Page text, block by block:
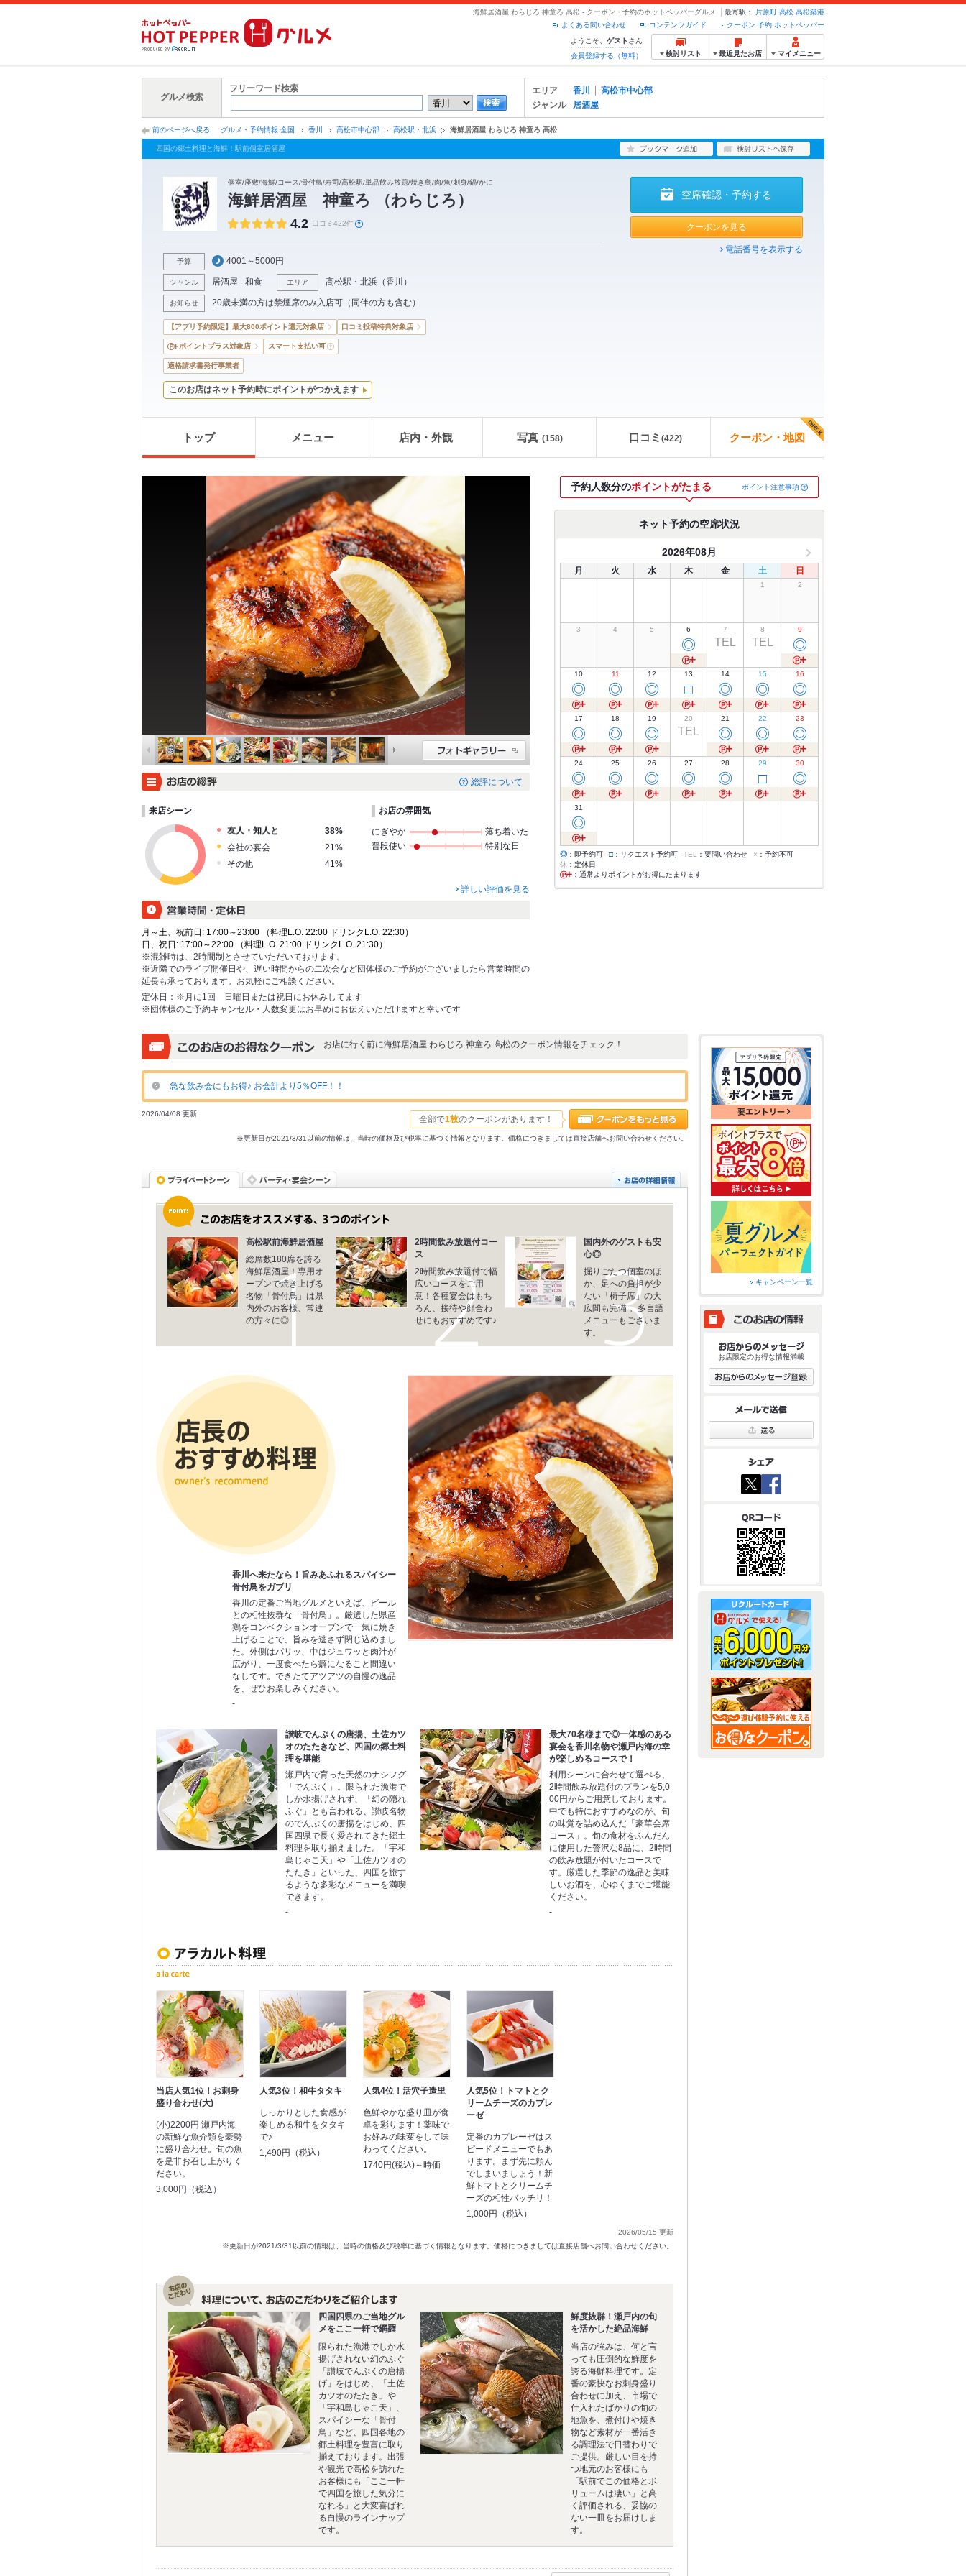
海鮮居酒屋 わらじろ 神童ろ 高松 - クーポン・予約のホットペッパーグルメ 最寄駅： 片原町 高松 高松築港
クーポン 予約 ホットペッパー
コンテンツガイド
よくある問い合わせ
ようこそ、 ゲスト さん
会員登録する（無料）
検討リスト 最近見たお店 マイメニュー
グルメ検索
フリーワード検索 エリア 香川
高松市中心部
ジャンル
居酒屋
前のページへ戻る グルメ・予約情報 全国 香川 高松市中心部 高松駅・北浜 海鮮居酒屋 わらじろ 神童ろ 高松
四国の郷土料理と海鮮！駅前個室居酒屋
個室/座敷/海鮮/コース/骨付鳥/寿司/高松駅/単品飲み放題/焼き鳥/肉/魚/刺身/鍋/かに
海鮮居酒屋 神童ろ （わらじろ）
4.2 口コミ422件
予算 4001～5000円
ジャンル 居酒屋 和食 エリア 高松駅・北浜 （香川 ）
お知らせ 20歳未満の方は禁煙席のみ入店可（同伴の方も含む）
空席確認・予約する
クーポンを見る
電話番号を表示する
【アプリ予約限定】最大800ポイント還元対象店 口コミ投稿特典対象店
ポイントプラス対象店 スマート支払い可
適格請求書発行事業者
このお店はネット予約時にポイントがつかえます
トップ メニュー 店内・外観 写真 (158) 口コミ (422) クーポン・地図
総評について
来店シーン
友人・知人と
38%
会社の宴会
21%
その他
41%
お店の雰囲気
にぎやか
落ち着いた
普段使い
特別な日
詳しい評価を見る
月～土、祝前日: 17:00～23:00 （料理L.O. 22:00 ドリンクL.O. 22:30）
日、祝日: 17:00～22:00 （料理L.O. 21:00 ドリンクL.O. 21:30）
※混雑時は、2時間制とさせていただいております。
※近隣でのライブ開催日や、遅い時間からの二次会など団体様のご予約がございましたら営業時間の
延長も承っております。お気軽にご相談ください。
定休日： ※月に1回 日曜日または祝日にお休みしてます
※団体様のご予約キャンセル・人数変更はお早めにお伝えいただけますと幸いです
予約人数分のポイントがたまる ポイント注意事項
ネット予約の空席状況
2026年08月
月 火 水 木 金 土 日
1 2
3 4 5 6
◎
7
TEL
8
TEL
9
◎
10
◎
11
◎
12
◎
13
□
14
◎
15
◎
16
◎
17
◎
18
◎
19
◎
20
TEL
21
◎
22
◎
23
◎
24
◎
25
◎
26
◎
27
◎
28
◎
29
□
30
◎
31
◎
◎ ：即予約可 □ ：リクエスト予約可 TEL ：要問い合わせ × ：予約不可
休 ：定休日
：通常よりポイントがお得にたまります
お店に行く前に海鮮居酒屋 わらじろ 神童ろ 高松のクーポン情報をチェック！
急な飲み会にもお得♪ お会計より5％OFF！！
全部で1枚のクーポンがあります！
2026/04/08 更新
※更新日が2021/3/31以前の情報は、当時の価格及び税率に基づく情報となります。価格につきましては直接店舗へお問い合わせください。
高松駅前海鮮居酒屋
総席数180席を誇る
海鮮居酒屋！専用オ
ーブンで焼き上げる
名物「骨付鳥」は県
内外のお客様、常連
の方々に◎
2時間飲み放題付コー
ス
2時間飲み放題付で幅
広いコースをご用
意！各種宴会はもち
ろん、接待や顔合わ
せにもおすすめです♪
国内外のゲストも安
心◎
掘りごたつ個室のほ
か、足への負担が少
ない「椅子席」の大
広間も完備 。多言語
メニューもございま
す。
香川へ来たなら！旨みあふれるスパイシー
骨付鳥をガブリ
香川の定番ご当地グルメといえば、ビール
との相性抜群な「骨付鳥」。厳選した県産
鶏をコンベクションオーブンで一気に焼き
上げることで、旨みを逃さず閉じ込めまし
た。外側はパリッ、中はジュワッと肉汁が
広がり、一度食べたら癖になること間違い
なしです。できたてアツアツの自慢の逸品
を、ぜひお楽しみください。
-
讃岐でんぷくの唐揚、土佐カツ
オのたたきなど、四国の郷土料
理を堪能
瀬戸内で育った天然のナシフグ
「でんぷく」。限られた漁港で
しか水揚げされず、「幻の隠れ
ふぐ」とも言われる、讃岐名物
のでんぷくの唐揚をはじめ、四
国四県で長く愛されてきた郷土
料理を取り揃えました。「宇和
島じゃこ天」や「土佐カツオの
たたき」といった、四国を旅す
るような多彩なメニューを満喫
できます。
-
最大70名様まで◎一体感のある
宴会を香川名物や瀬戸内海の幸
が楽しめるコースで！
利用シーンに合わせて選べる、
2時間飲み放題付のプランを5,0
00円からご用意しております。
中でも特におすすめなのが、旬
の味覚を詰め込んだ「豪華会席
コース」。旬の食材をふんだん
に使用した贅沢な8品に、2時間
の飲み放題が付いたコースで
す。厳選した季節の逸品と美味
しいお酒を、心ゆくまでご堪能
ください。
-
当店人気1位！お刺身
盛り合わせ(大)
(小)2200円 瀬戸内海
の新鮮な魚介類を豪勢
に盛り合わせ。旬の魚
を是非お召し上がりく
ださい。
3,000円（税込）
人気3位！和牛タタキ
しっかりとした食感が
楽しめる和牛をタタキ
で♪
1,490円（税込）
人気4位！活穴子造里
色鮮やかな盛り皿が食
卓を彩ります！薬味で
お好みの味変をして味
わってください。
1740円(税込)～時価
人気5位！トマトとク
リームチーズのカプレ
ーゼ
定番のカプレーゼはス
ピードメニューでもあ
ります。まず先に頼ん
でしまいましょう！新
鮮トマトとクリームチ
ーズの相性バッチリ！
1,000円（税込）
2026/05/15 更新
※更新日が2021/3/31以前の情報は、当時の価格及び税率に基づく情報となります。価格につきましては直接店舗へお問い合わせください。
四国四県のご当地グル
メをここ一軒で網羅
限られた漁港でしか水
揚げされない幻のふぐ
「讃岐でんぷくの唐揚
げ」をはじめ、「土佐
カツオのたたき」や
「宇和島じゃこ天」、
スパイシーな「骨付
鳥」など、四国各地の
郷土料理を豊富に取り
揃えております。出張
や観光で高松を訪れた
お客様にも「ここ一軒
で四国を旅した気分に
なれる」と大変喜ばれ
る自慢のラインナップ
です。
鮮度抜群！瀬戸内の旬
を活かした絶品海鮮
当店の強みは、何と言
っても圧倒的な鮮度を
誇る海鮮料理です。定
番の豪快なお刺身盛り
合わせに加え、市場で
仕入れたばかりの旬の
地魚を、煮付けや焼き
物など素材が一番活き
る調理法で日替わりで
ご提供。厳しい目を持
つ地元のお客様にも
「駅前でこの価格とボ
リュームは凄い」と高
く評価される、妥協の
ない一皿をお届けしま
す。
キャンペーン一覧
お店限定のお得な情報満載